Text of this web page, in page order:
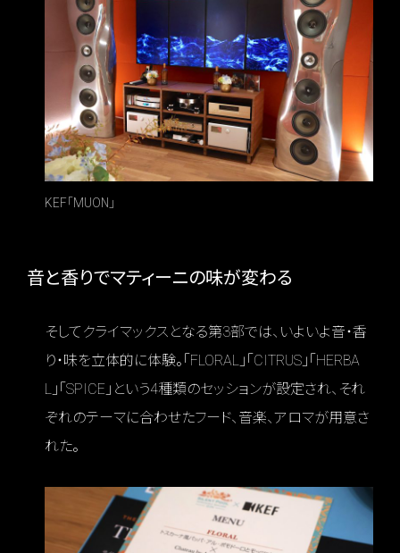
KEF「MUON」
音と香りでマティーニの味が変わる
そしてクライマックスとなる第3部では、いよいよ音・香
り・味を立体的に体験。「FLORAL」「CITRUS」「HERBA
L」「SPICE」という4種類のセッションが設定され、それ
ぞれのテーマに合わせたフード、音楽、アロマが用意さ
れた。